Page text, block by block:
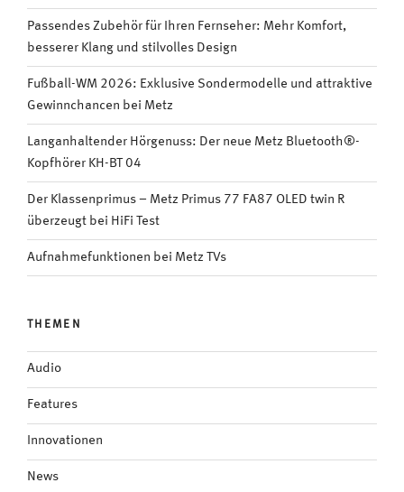
Passendes Zubehör für Ihren Fernseher: Mehr Komfort,
besserer Klang und stilvolles Design
Fußball-WM 2026: Exklusive Sondermodelle und attraktive
Gewinnchancen bei Metz
Langanhaltender Hörgenuss: Der neue Metz Bluetooth®-
Kopfhörer KH-BT 04
Der Klassenprimus – Metz Primus 77 FA87 OLED twin R
überzeugt bei HiFi Test
Aufnahmefunktionen bei Metz TVs
THEMEN
Audio
Features
Innovationen
News